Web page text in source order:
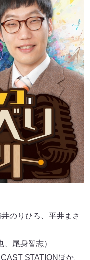
のりひろ、平井まさ
尾身智志）
STATIONほか、